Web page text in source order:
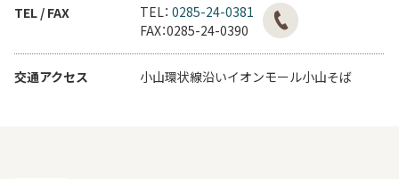
TEL / FAX TEL： 0285-24-0381
FAX：0285-24-0390
交通アクセス 小山環状線沿いイオンモール小山そば